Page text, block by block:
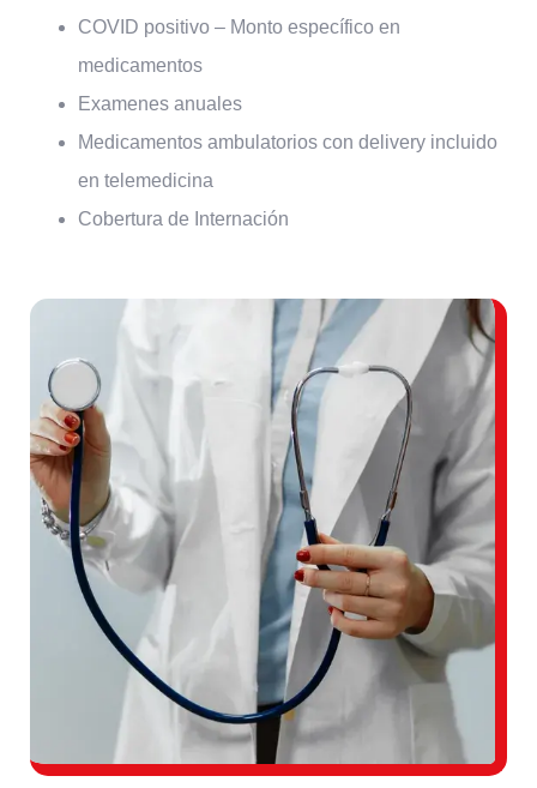
COVID positivo – Monto específico en
medicamentos
Examenes anuales
Medicamentos ambulatorios con delivery incluido
en telemedicina
Cobertura de Internación